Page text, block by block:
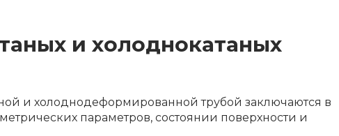
и холоднокатаных
и холоднодеформированной трубой заключаются в
параметров, состоянии поверхности и